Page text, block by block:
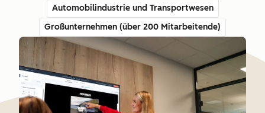
Automobilindustrie und Transportwesen
Großunternehmen (über 200 Mitarbeitende)